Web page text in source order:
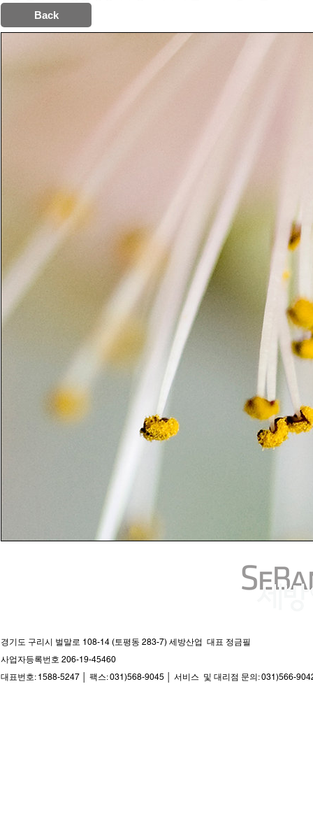
Back
경기도 구리시 벌말로 108-14 (토평동 283-7) 세방산업 대표 정금필
사업자등록번호 206-19-45460
대표번호: 1588-5247 │ 팩스: 031)568-9045 │ 서비스 및 대리점 문의: 031)566-